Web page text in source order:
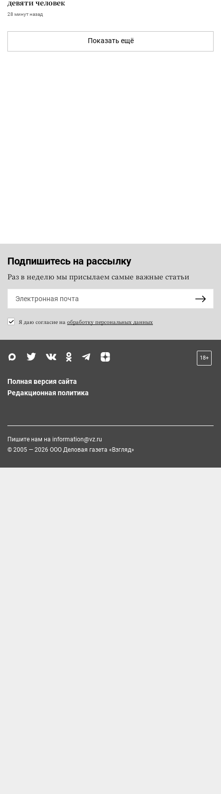
девяти человек
28 минут назад
Показать ещё
Подпишитесь на рассылку
Раз в неделю мы присылаем самые важные статьи
Я даю согласие на обработку персональных данных
18+
Полная версия сайта
Редакционная политика
Пишите нам на information@vz.ru
© 2005 — 2026 ООО Деловая газета «Взгляд»